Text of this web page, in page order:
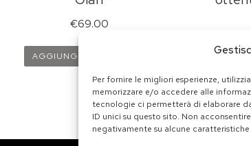
Per fornire le migliori esperienze,
memorizzare e/o accedere alle
tecnologie ci permetterà di elaborare
ID unici su questo sito. Non
negativamente su alcune
€69.00
AGGIUNGI AL CARRELLO